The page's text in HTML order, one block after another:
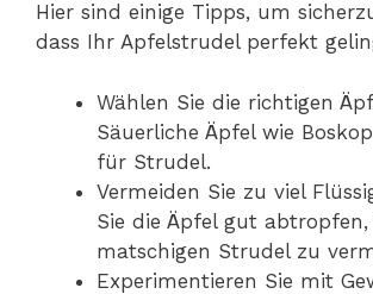
Hier sind einige Tipps, um
dass Ihr Apfelstrudel perfekt
Wählen Sie die richtigen
Säuerliche Äpfel wie
für Strudel.
Vermeiden Sie zu viel
Sie die Äpfel gut
matschigen Strudel zu
Experimentieren Sie mit